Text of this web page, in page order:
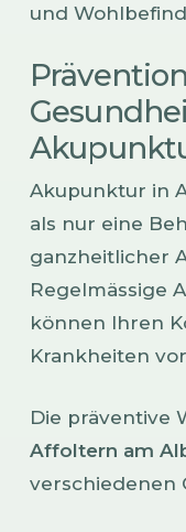
und
Akupunktur in
als nur eine
ganzheitlicher
Regelmässige
können Ihren
Krankheiten
Die präventive
Affoltern am
verschiedenen